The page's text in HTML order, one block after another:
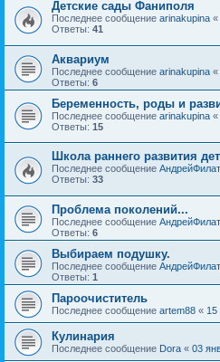
Детские сады Фаниполя
Последнее сообщение arinakupina «
Ответы: 41
Аквариум
Последнее сообщение arinakupina «
Ответы: 6
Беременность, роды и
Последнее сообщение arinakupina «
Ответы: 15
Школа раннего развития
Последнее сообщение
Ответы: 33
Проблема поколений...
Последнее сообщение
Ответы: 6
Выбираем подушку.
Последнее сообщение
Ответы: 1
Пароочиститель
Последнее сообщение artem88 « 15
Кулинария
Последнее сообщение Dora « 03